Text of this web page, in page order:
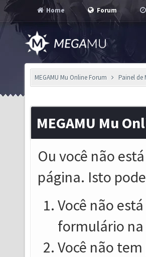
Home Forum
MEGAMU Mu Online Forum Painel de
MEGAMU Mu
Ou você não
página. Isto
Você não
formulário
Você não